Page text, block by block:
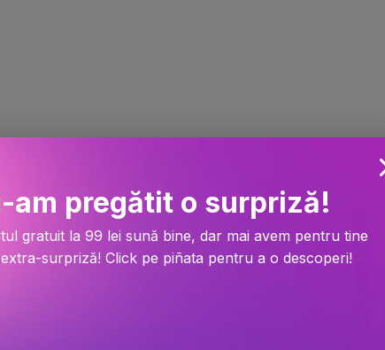
am pregătit o surpriză!
gratuit la 99 lei sună bine, dar mai avem pentru tine
surpriză! Click pe piñata pentru a o descoperi!